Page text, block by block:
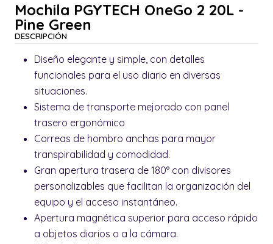
Mochila PGYTECH OneGo 2 20L -
Pine Green
DESCRIPCIÓN
Diseño elegante y simple, con detalles
funcionales para el uso diario en diversas
situaciones.
Sistema de transporte mejorado con panel
trasero ergonómico
Correas de hombro anchas para mayor
transpirabilidad y comodidad.
Gran apertura trasera de 180° con divisores
personalizables que facilitan la organización del
equipo y el acceso instantáneo.
Apertura magnética superior para acceso rápido
a objetos diarios o a la cámara.